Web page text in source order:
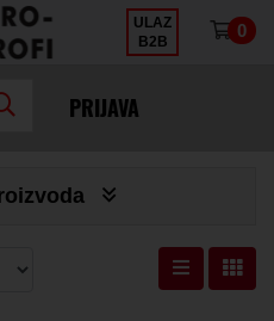
×
ULAZ
B2B
0
PRIJAVA